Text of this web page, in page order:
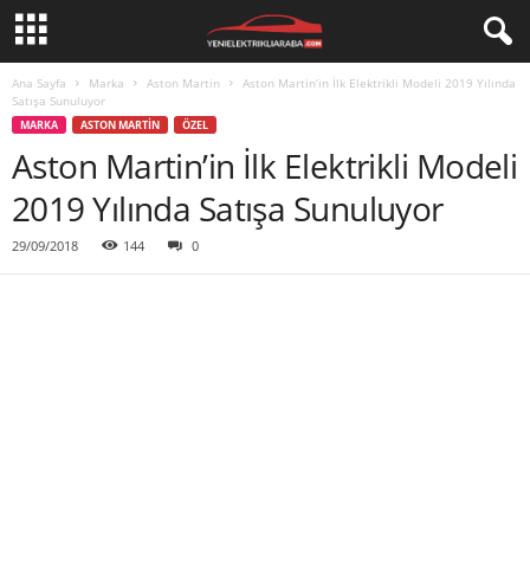
Ana Sayfa Marka Aston Martin
Aston Martin’in İlk Elektrikli Modeli 2019 Yılında
Satışa Sunuluyor
MARKA ASTON MARTIN ÖZEL
Aston Martin’in İlk Elektrikli Modeli
2019 Yılında Satışa Sunuluyor
29/09/2018 144 0